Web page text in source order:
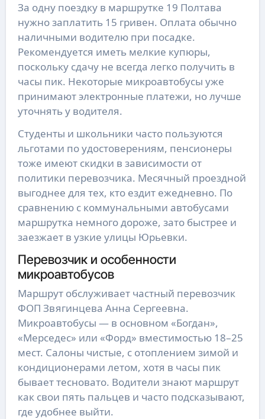
За одну поездку в маршрутке 19 Полтава
нужно заплатить 15 гривен. Оплата обычно
наличными водителю при посадке.
Рекомендуется иметь мелкие купюры,
поскольку сдачу не всегда легко получить в
часы пик. Некоторые микроавтобусы уже
принимают электронные платежи, но лучше
уточнять у водителя.
Студенты и школьники часто пользуются
льготами по удостоверениям, пенсионеры
тоже имеют скидки в зависимости от
политики перевозчика. Месячный проездной
выгоднее для тех, кто ездит ежедневно. По
сравнению с коммунальными автобусами
маршрутка немного дороже, зато быстрее и
заезжает в узкие улицы Юрьевки.
Перевозчик и особенности
микроавтобусов
Маршрут обслуживает частный перевозчик
ФОП Звягинцева Анна Сергеевна.
Микроавтобусы — в основном «Богдан»,
«Мерседес» или «Форд» вместимостью 18–25
мест. Салоны чистые, с отоплением зимой и
кондиционерами летом, хотя в часы пик
бывает тесновато. Водители знают маршрут
как свои пять пальцев и часто подсказывают,
где удобнее выйти.